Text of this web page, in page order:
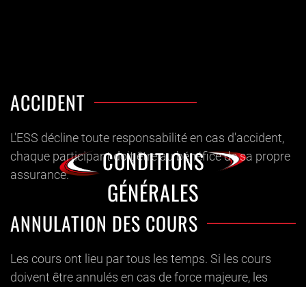
CONDITIONS
GÉNÉRALES
ACCIDENT
L'ESS décline toute responsabilité en cas d'accident,
chaque participant doit être au bénéfice de sa propre
assurance.
ANNULATION DES COURS
Les cours ont lieu par tous les temps. Si les cours
doivent être annulés en cas de force majeure, les